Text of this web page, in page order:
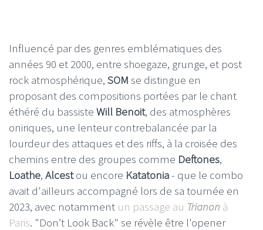
Influencé par des genres emblématiques des
années 90 et 2000, entre shoegaze, grunge, et post
rock atmosphérique, SOM se distingue en
proposant des compositions portées par le chant
éthéré du bassiste Will Benoit, des atmosphères
oniriques, une lenteur contrebalancée par la
lourdeur des attaques et des riffs, à la croisée des
chemins entre des groupes comme Deftones,
Loathe, Alcestou encore Katatonia- que le combo
avait d'ailleurs accompagné lors de sa tournée en
2023, avec notamment un passage au Trianon à
Paris. "Don’t Look Back" se révèle être l'opener